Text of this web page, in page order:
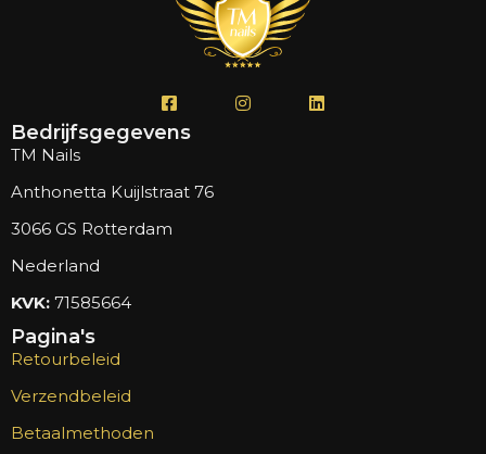
Bedrijfsgegevens
TM Nails
Anthonetta Kuijlstraat 76
3066 GS Rotterdam
Nederland
KVK: 71585664
Pagina's
Retourbeleid
Verzendbeleid
Betaalmethoden